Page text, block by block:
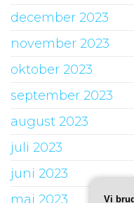
december 2023
november 2023
oktober 2023
september 2023
august 2023
juli 2023
juni 2023
maj 2023
Vi